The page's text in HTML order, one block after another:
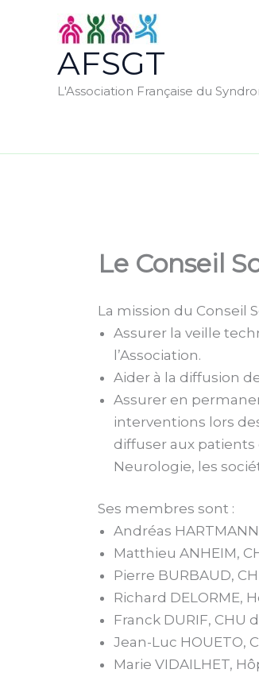
AFSGT
L'Association Française du
Le Conseil
La mission du Conseil
Assurer la veille
l’Association.
Aider à la diffusion
Assurer en
interventions lors
diffuser aux patients
Neurologie, les
Ses membres sont :
Andréas
Matthieu ANHEIM,
Pierre BURBAUD,
Richard DELORME,
Franck DURIF, CHU
Jean-Luc HOUETO,
Marie VIDAILHET,